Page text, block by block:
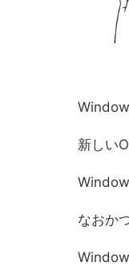
新しい
なおか